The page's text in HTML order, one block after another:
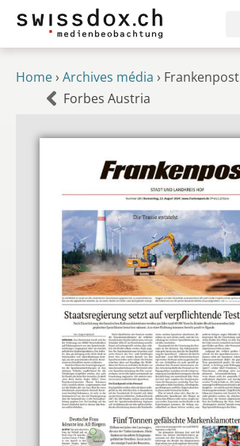
Home› Archives média › Frankenpost
Forbes Austria